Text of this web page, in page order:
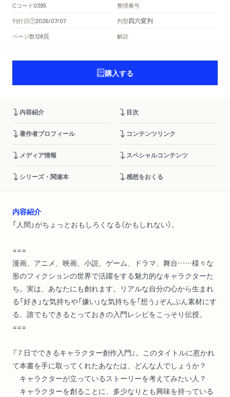
Cコード0395
整理番号
刊行日
2026/07/07 判型四六変判
ページ数128頁 解説
購入する
内容紹介 目次
著作者プロフィール コンテンツリンク
メディア情報 スペシャルコンテンツ
シリーズ・関連本 感想をおくる
内容紹介
「人間」がちょっとおもしろくなる（かもしれない）。
===
漫画、アニメ、映画、小説、ゲーム、ドラマ、舞台……様々な
形のフィクションの世界で活躍をする魅力的なキャラクターた
ち。実は、あなたにも創れます。リアルな自分の心から生まれ
る「好き」な気持ちや「嫌い」な気持ちを「想う」ぞんぶん素材にす
る、誰でもできるとっておきの入門レシピをこっそり伝授。
===
『７日でできるキャラクター創作入門』。このタイトルに惹かれ
て本書を手に取ってくれたあなたは、どんな人でしょうか？
キャラクターが立っているストーリーを考えてみたい人？
キャラクターを創ることに、多少なりとも興味を持っている